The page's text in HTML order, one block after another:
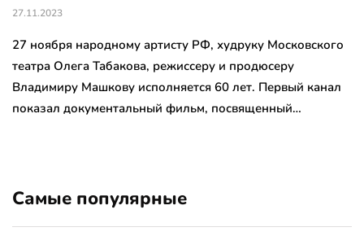
27.11.2023
27 ноября народному артисту РФ, худруку Московского
театра Олега Табакова, режиссеру и продюсеру
Владимиру Машкову исполняется 60 лет. Первый канал
показал документальный фильм, посвященный…
Самые популярные